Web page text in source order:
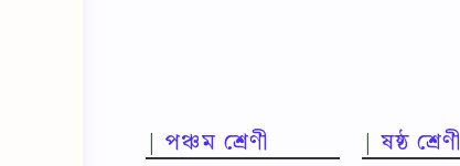
পঞ্চম শ্রেণী ষষ্ঠ শ্রেণী